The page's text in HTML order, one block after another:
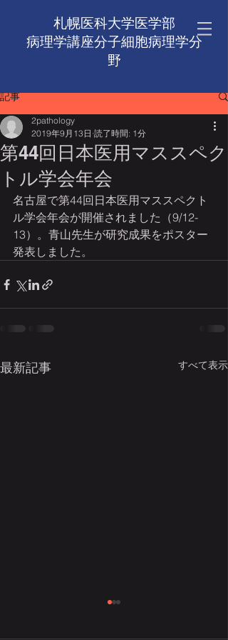
札幌医科大学医学部
病理学講座​分子細胞病理学分
野
記事
第44回日本医用マススペク
トル学会年会
2pathology
2019年9月13日 読了時間: 1分
名古屋で第44回日本医用マススペクト
ル学会年会が開催されました（9/12-
13）。青山先生が研究成果をポスター
発表しました。
最新記事 すべて表示